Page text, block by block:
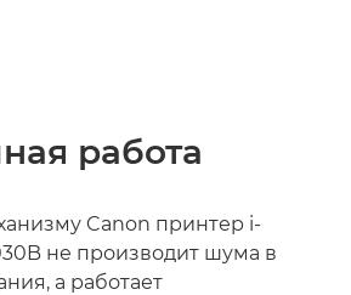
работа
Canon принтер i-
не производит шума в
а работает